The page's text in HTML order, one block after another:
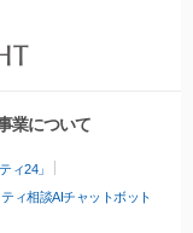
業について
ィ24」
ィ相談AIチャットボット